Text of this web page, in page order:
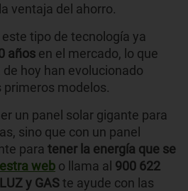
ventaja del ahorro.
tipo de tecnología ya
años en el mercado, lo que
hoy han evolucionado
modelos.
un panel solar gigante para
sino que con un panel
para tener la energía que se
web o llama al 900 622
y GASte ayude con las